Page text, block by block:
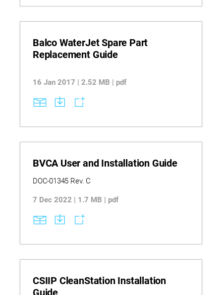
Balco WaterJet Spare Part
Replacement Guide
16 Jan 2017 | 2.52 MB | pdf
BVCA User and Installation Guide
DOC-01345 Rev. C
7 Dec 2022 | 1.7 MB | pdf
CSIIP CleanStation Installation
Guide